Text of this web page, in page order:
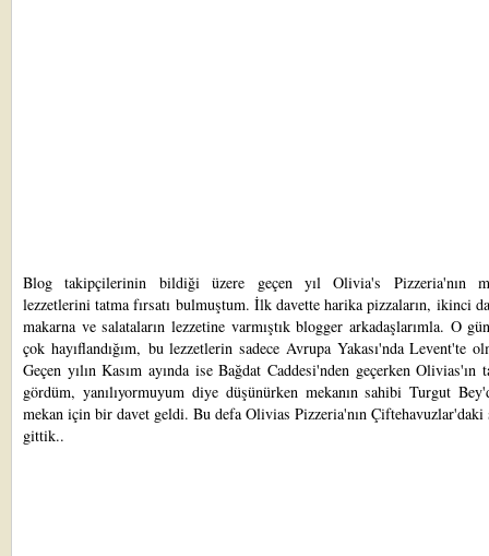
Blog takipçilerinin bildiği üzere geçen yılOlivia's Pizzeria'nın
lezzetlerini tatma fırsatı bulmuştum. İlk davette harika pizzaların, ikinci
makarna ve salataların lezzetine varmıştık blogger arkadaşlarımla. O
çok hayıflandığım, bu lezzetlerin sadece Avrupa Yakası'nda Levent'te
Geçen yılın Kasım ayında ise Bağdat Caddesi'nden geçerken Olivias'ın
gördüm, yanılıyormuyum diye düşünürken mekanın sahibi Turgut
mekan için bir davet geldi. Bu defa Olivias Pizzeria'nın Çiftehavuzlar'daki
gittik..